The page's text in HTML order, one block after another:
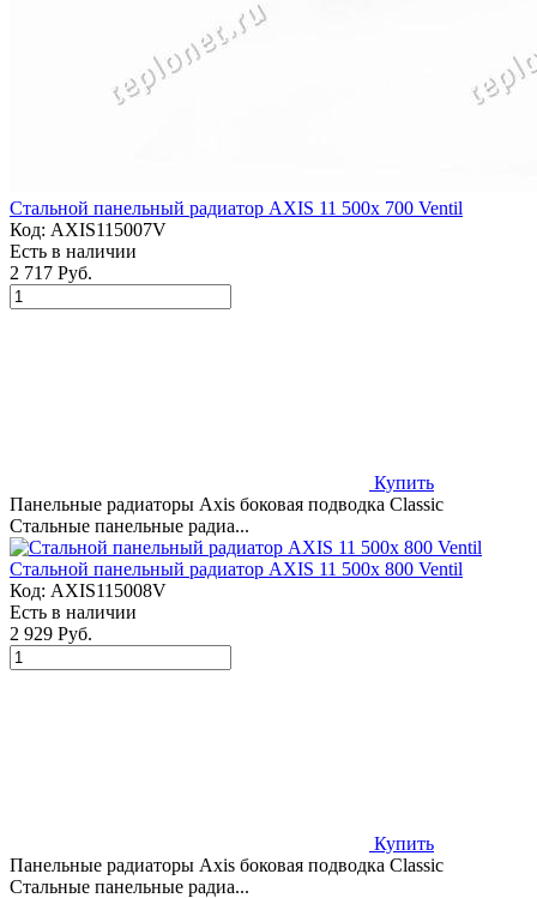
Стальной панельный радиатор AXIS 11 500x 700 Ventil
Код: AXIS115007V
Есть в наличии
2 717 Руб.
Купить
Панельные радиаторы Axis боковая подводка Classic
Стальные панельные радиа...
Стальной панельный радиатор AXIS 11 500x 800 Ventil
Код: AXIS115008V
Есть в наличии
2 929 Руб.
Купить
Панельные радиаторы Axis боковая подводка Classic
Стальные панельные радиа...